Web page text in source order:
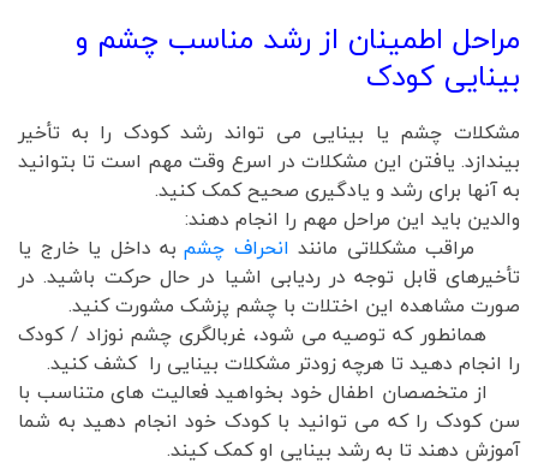
مراحل اطمینان از رشد مناسب چشم و
بینایی کودک
مشکلات چشم یا بینایی می تواند رشد کودک را به تأخیر
بیندازد. یافتن این مشکلات در اسرع وقت مهم است تا بتوانید
به آنها برای رشد و یادگیری صحیح کمک کنید.
والدین باید این مراحل مهم را انجام دهند:
مراقب مشکلاتی مانندانحراف چشم به داخل یا خارج یا
تأخیرهای قابل توجه در ردیابی اشیا در حال حرکت باشید. در
صورت مشاهده این اختلات با چشم پزشک مشورت کنید.
همانطور که توصیه می شود، غربالگری چشم نوزاد / کودک
را انجام دهید تا هرچه زودتر مشکلات بینایی را کشف کنید.
از متخصصان اطفال خود بخواهید فعالیت های متناسب با
سن کودک را که می توانید با کودک خود انجام دهید به شما
آموزش دهند تا به رشد بینایی او کمک کیند.